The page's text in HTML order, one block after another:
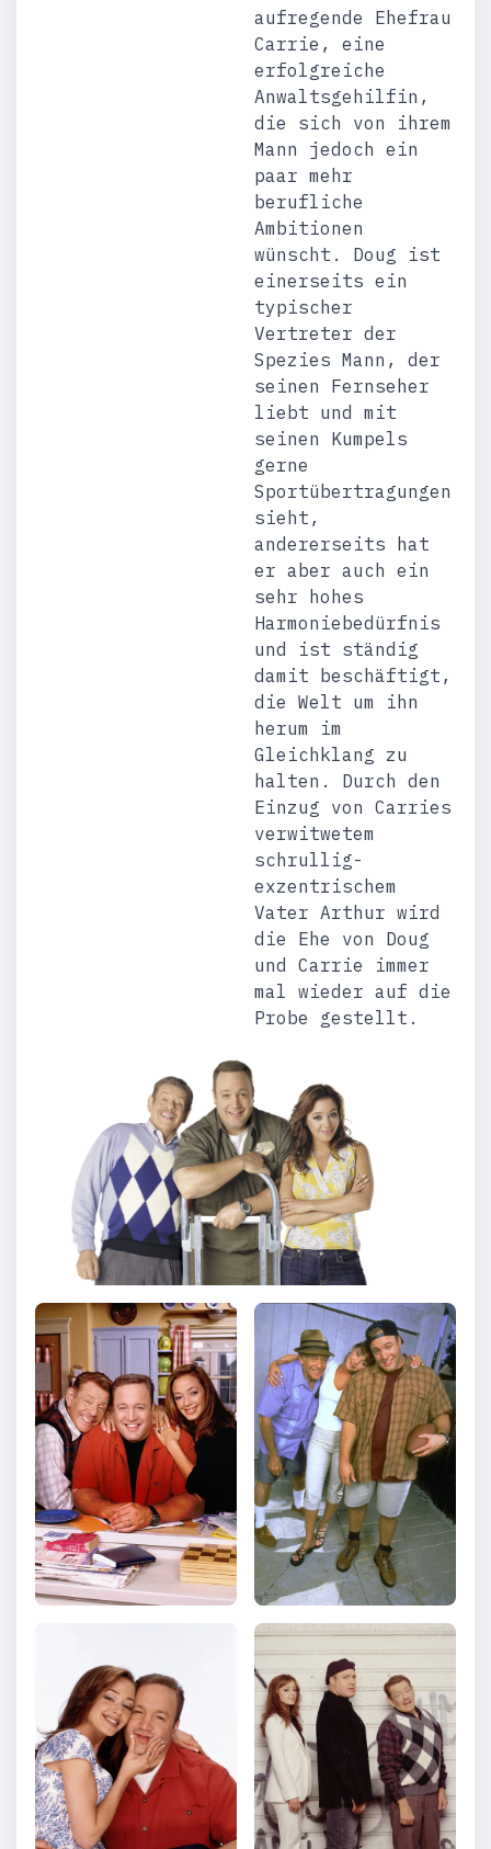
aufregende Ehefrau
Carrie, eine
erfolgreiche
Anwaltsgehilfin,
die sich von ihrem
Mann jedoch ein
paar mehr
berufliche
Ambitionen
wünscht. Doug ist
einerseits ein
typischer
Vertreter der
Spezies Mann, der
seinen Fernseher
liebt und mit
seinen Kumpels
gerne
Sportübertragungen
sieht,
andererseits hat
er aber auch ein
sehr hohes
Harmoniebedürfnis
und ist ständig
damit beschäftigt,
die Welt um ihn
herum im
Gleichklang zu
halten. Durch den
Einzug von Carries
verwitwetem
schrullig-
exzentrischem
Vater Arthur wird
die Ehe von Doug
und Carrie immer
mal wieder auf die
Probe gestellt.